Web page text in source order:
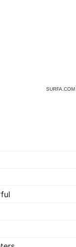
SURFA.COM